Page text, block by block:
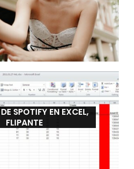
SPOTIFY EN EXCEL,
FLIPANTE